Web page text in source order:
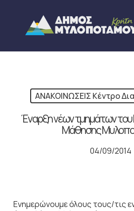
content
ΑΝΑΚΟΙΝΩΣΕΙΣ Κέντρο
Έναρξη νέων τμημάτων του
Μάθησης
04/09/2014
Ενημερώνουμε όλους τους/τις